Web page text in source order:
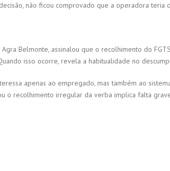
não ficou comprovado que a operadora teria
Belmonte, assinalou que o recolhimento do
isso ocorre, revela a habitualidade no
apenas ao empregado, mas também ao
o recolhimento irregular da verba implica falta